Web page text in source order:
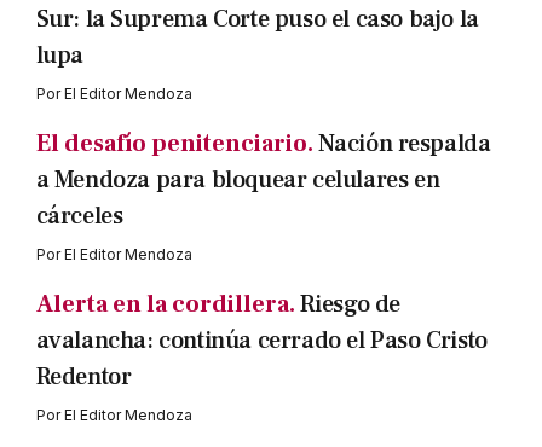
Sur: la Suprema Corte puso el caso bajo la
lupa
PorEl Editor Mendoza
El desafío penitenciario.Nación respalda
a Mendoza para bloquear celulares en
cárceles
PorEl Editor Mendoza
Alerta en la cordillera.Riesgo de
avalancha: continúa cerrado el Paso Cristo
Redentor
PorEl Editor Mendoza